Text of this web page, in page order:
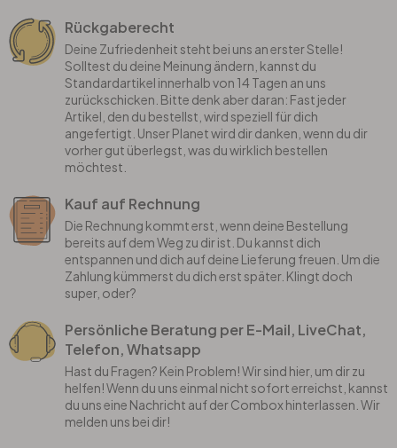
Rückgaberecht
Deine Zufriedenheit steht bei uns an erster Stelle!
Solltest du deine Meinung ändern, kannst du
Standardartikel innerhalb von 14 Tagen an uns
zurückschicken. Bitte denk aber daran: Fast jeder
Artikel, den du bestellst, wird speziell für dich
angefertigt. Unser Planet wird dir danken, wenn du dir
vorher gut überlegst, was du wirklich bestellen
möchtest.
Kauf auf Rechnung
Die Rechnung kommt erst, wenn deine Bestellung
bereits auf dem Weg zu dir ist. Du kannst dich
entspannen und dich auf deine Lieferung freuen. Um die
Zahlung kümmerst du dich erst später. Klingt doch
super, oder?
Persönliche Beratung per E-Mail, LiveChat,
Telefon, Whatsapp
Hast du Fragen? Kein Problem! Wir sind hier, um dir zu
helfen! Wenn du uns einmal nicht sofort erreichst, kannst
du uns eine Nachricht auf der Combox hinterlassen. Wir
melden uns bei dir!